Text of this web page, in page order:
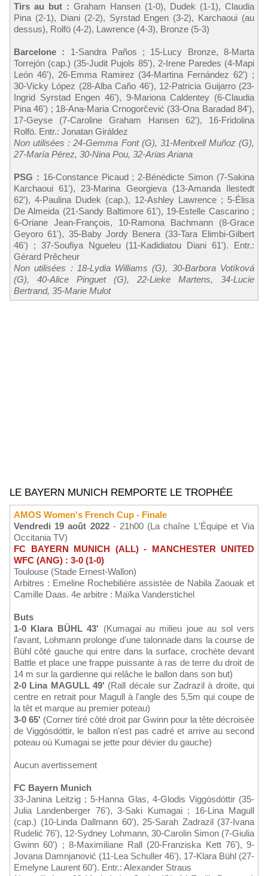
Tirs au but : Graham Hansen (1-0), Dudek (1-1), Claudia
Pina (2-1), Diani (2-2), Syrstad Engen (3-2), Karchaoui (au
dessus), Rolfö (4-2), Lawrence (4-3), Bronze (5-3)
Barcelone : 1-Sandra Paños ; 15-Lucy Bronze, 8-Marta
Torrejón (cap.) (35-Judit Pujols 85'), 2-Irene Paredes (4-Mapi
León 46'), 26-Emma Ramirez (34-Martina Fernández 62') ;
30-Vicky López (28-Alba Caño 46'), 12-Patricia Guijarro (23-
Ingrid Syrstad Engen 46'), 9-Mariona Caldentey (6-Claudia
Pina 46') ; 18-Ana-Maria Crnogorčević (33-Ona Baradad 84'),
17-Geyse (7-Caroline Graham Hansen 62'), 16-Fridolina
Rolfö. Entr.: Jonatan Giráldez
Non utilisées : 24-Gemma Font (G), 31-Meritxell Muñoz (G),
27-María Pérez, 30-Nina Pou, 32-Arias Ariana
PSG : 16-Constance Picaud ; 2-Bénédicte Simon (7-Sakina
Karchaoui 61'), 23-Marina Georgieva (13-Amanda Ilestedt
62'), 4-Paulina Dudek (cap.), 12-Ashley Lawrence ; 5-Élisa
De Almeida (21-Sandy Baltimore 61'), 19-Estelle Cascarino ;
6-Oriane Jean-François, 10-Ramona Bachmann (8-Grace
Geyoro 61'), 35-Baby Jordy Benera (33-Tara Elimbi-Gilbert
46') ; 37-Soufiya Ngueleu (11-Kadidiatou Diani 61'). Entr.:
Gérard Prêcheur
Non utilisées : 18-Lydia Williams (G), 30-Barbora Votíková
(G), 40-Alice Pinguet (G), 22-Lieke Martens, 34-Lucie
Bertrand, 35-Marie Mulot
LE BAYERN MUNICH REMPORTE LE TROPHÉE
AMOS Women's French Cup - Finale
Vendredi 19 août 2022- 21h00 (La chaîne L'Équipe et Via
Occitania TV)
FC BAYERN MUNICH (ALL) - MANCHESTER UNITED
WFC (ANG) : 3-0 (1-0)
Toulouse (Stade Ernest-Wallon)
Arbitres : Emeline Rochebilière assistée de Nabila Zaouak et
Camille Daas. 4e arbitre : Maïka Vanderstichel
Buts
1-0 Klara BÜHL 43' (Kumagai au milieu joue au sol vers
l'avant, Lohmann prolonge d'une talonnade dans la course de
Bühl côté gauche qui entre dans la surface, crochète devant
Battle et place une frappe puissante à ras de terre du droit de
14 m sur la gardienne qui relâche le ballon dans son but)
2-0 Lina MAGULL 49' (Rall décale sur Zadrazil à droite, qui
centre en retrait pour Magull à l'angle des 5,5m qui coupe de
la têt et marque au premier poteau)
3-0 65' (Corner tiré côté droit par Gwinn pour la tête décroisée
de Viggósdóttir, le ballon n'est pas cadré et arrive au second
poteau où Kumagai se jette pour dévier du gauche)
Aucun avertissement
FC Bayern Munich
33-Janina Leitzig ; 5-Hanna Glas, 4-Glodis Viggósdóttir (35-
Julia Landenberger 76'), 3-Saki Kumagai ; 16-Lina Magull
(cap.) (10-Linda Dallmann 60'), 25-Sarah Zadrazil (37-Ivana
Rudelić 76'), 12-Sydney Lohmann, 30-Carolin Simon (7-Giulia
Gwinn 60') ; 8-Maximiliane Rall (20-Franziska Kett 76'), 9-
Jovana Damnjanović (11-Lea Schuller 46'), 17-Klara Bühl (27-
Emelyne Laurent 60'). Entr.: Alexander Straus